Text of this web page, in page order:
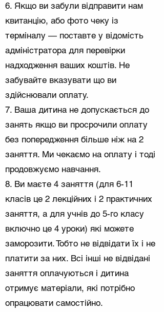
​6. Якщо ви забули відправити нам
квитанцію, або фото чеку із
терміналу — поставте у відомість
адміністратора для перевірки
надходження ваших коштів. Не
забувайте вказувати що ви
здійснювали оплату.
7. Ваша дитина не допускається до
занять якщо ви просрочили оплату
без попередження більше ніж на 2
заняття. Ми чекаємо на оплату і тоді
продовжуємо навчання.
8. Ви маєте 4 заняття (для 6-11
класів це 2 лекційних і 2 практичних
заняття, а для учнів до 5-го класу
включно це 4 уроки) які можете
заморозити. Тобто не відвідати їх і не
платити за них. Всі інші не відвідані
заняття оплачуються і дитина
отримує матеріали, які потрібно
опрацювати самостійно.